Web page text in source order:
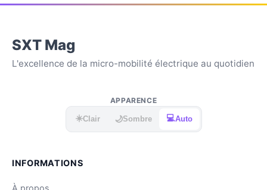
SXT Mag
L'excellence de la micro-mobilité électrique au quotidien
APPARENCE
☀️Clair 🌙Sombre 💻Auto
INFORMATIONS
À propos